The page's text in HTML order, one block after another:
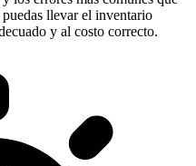
llevar el inventario
y al costo correcto.